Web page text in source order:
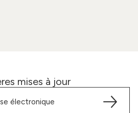
mises à jour